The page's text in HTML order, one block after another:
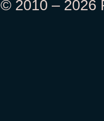
© 2010 – 2026